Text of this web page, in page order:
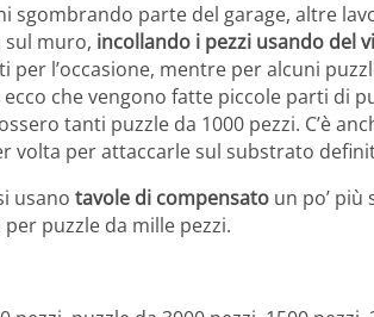
sgombrando parte del garage, altre
sul muro, incollando i pezzi usando del
l’occasione, mentre per alcuni
che vengono fatte piccole parti di
tanti puzzle da 1000 pezzi. C’è
volta per attaccarle sul substrato
usano tavole di compensato un po’ più
puzzle da mille pezzi.